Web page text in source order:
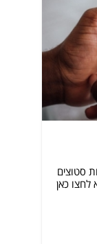
סטוצים
לחצו כאן